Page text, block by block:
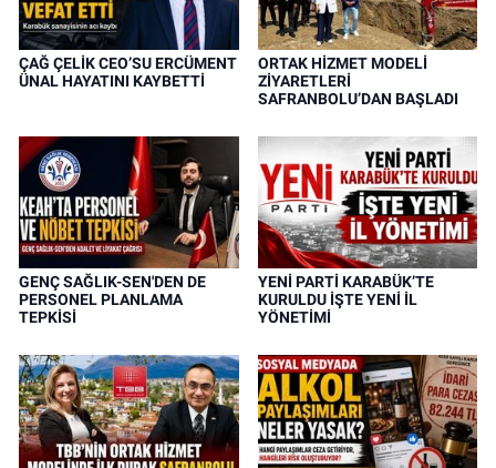
ÇAĞ ÇELİK CEO’SU ERCÜMENT
ÜNAL HAYATINI KAYBETTİ
ORTAK HİZMET MODELİ
ZİYARETLERİ
SAFRANBOLU’DAN BAŞLADI
GENÇ SAĞLIK-SEN'DEN DE
PERSONEL PLANLAMA
TEPKİSİ
YENİ PARTİ KARABÜK’TE
KURULDU İŞTE YENİ İL
YÖNETİMİ